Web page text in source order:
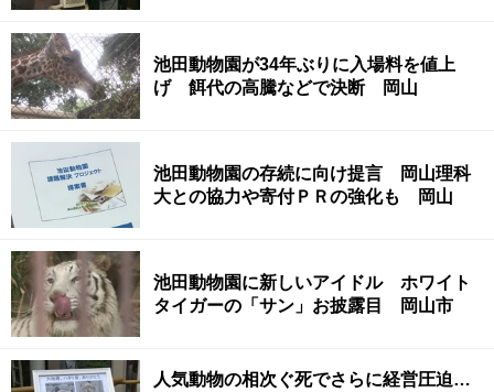
池田動物園が34年ぶりに入場料を値上
げ 餌代の高騰などで決断 岡山
池田動物園の存続に向け提言 岡山理科
大との協力や寄付ＰＲの強化も 岡山
池田動物園に新しいアイドル ホワイト
タイガーの「サン」お披露目 岡山市
人気動物の相次ぐ死でさらに経営圧迫…